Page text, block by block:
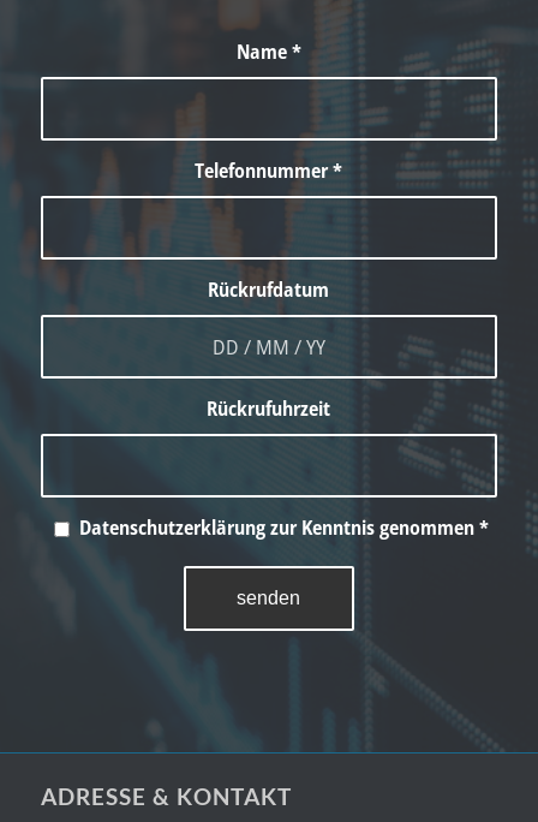
Name*
Telefonnummer*
Rückrufdatum
Rückrufuhrzeit
Datenschutzerklärung zur Kenntnis genommen*
ADRESSE & KONTAKT